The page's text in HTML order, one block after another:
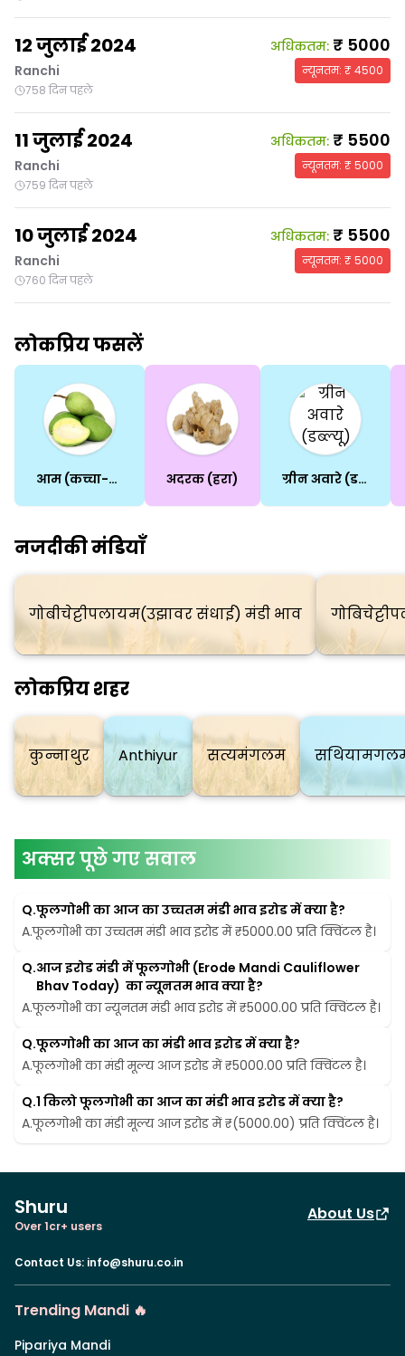
12 जुलाई 2024
Ranchi
758 दिन पहले
अधिकतम: ₹ 5000
न्यूनतम: ₹4500
11 जुलाई 2024
Ranchi
759 दिन पहले
अधिकतम: ₹ 5500
न्यूनतम: ₹5000
10 जुलाई 2024
Ranchi
760 दिन पहले
अधिकतम: ₹ 5500
न्यूनतम: ₹5000
लोकप्रिय फसलें
आम (कच्चा-पका) अदरक (हरा) ग्रीन अवारे (डब्ल्यू)
नजदीकी मंडियाँ
गोबीचेट्टीपलायम(उझावर संधाई) मंडी भाव
लोकप्रिय शहर
कुन्नाथुर Anthiyur सत्यमंगलम
अक्सर पूछे गए सवाल
Q.फूलगोभी का आज का उच्चतम मंडी भाव इरोड में क्या है?
A.फूलगोभी का उच्चतम मंडी भाव इरोड में ₹5000.00 प्रति क्विंटल है।
Q.आज इरोड मंडी में फूलगोभी (Erode Mandi Cauliflower
Bhav Today)  का न्यूनतम भाव क्या है?
A.फूलगोभी का न्यूनतम मंडी भाव इरोड में ₹5000.00 प्रति क्विंटल है।
Q.फूलगोभी का आज का मंडी भाव इरोड में क्या है?
A.फूलगोभी का मंडी मूल्य आज इरोड में ₹5000.00 प्रति क्विंटल है।
Q.1 किलो फूलगोभी का आज का मंडी भाव इरोड में क्या है?
A.फूलगोभी का मंडी मूल्य आज इरोड में ₹(5000.00) प्रति क्विंटल है।
Shuru
Over 1cr+ users
About Us
Contact Us: info@shuru.co.in
Trending Mandi 🔥
Pipariya Mandi